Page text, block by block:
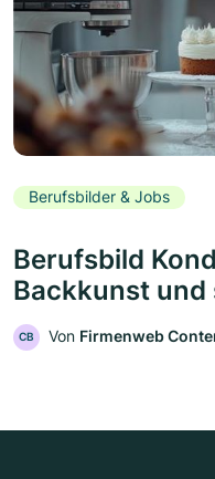
Berufsbilder & Jobs
Berufsbild
Backkunst und
CB Von Firmenweb